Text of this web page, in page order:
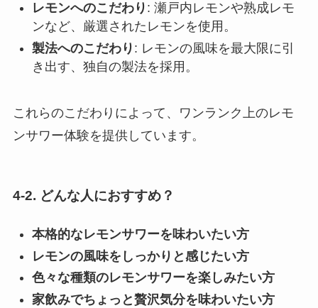
レモンへのこだわり : 瀬戸内レモンや熟成レモ
ンなど、厳選されたレモンを使用。
製法へのこだわり : レモンの風味を最大限に引
き出す、独自の製法を採用。
これらのこだわりによって、ワンランク上のレモ
ンサワー体験を提供しています。
4-2. どんな人におすすめ？
本格的なレモンサワーを味わいたい方
レモンの風味をしっかりと感じたい方
色々な種類のレモンサワーを楽しみたい方
家飲みでちょっと贅沢気分を味わいたい方